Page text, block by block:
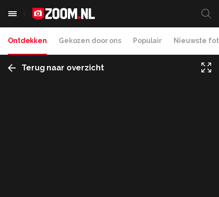
Ontdekken Gekozen door ons Populair Nieuwste
Terug naar overzicht